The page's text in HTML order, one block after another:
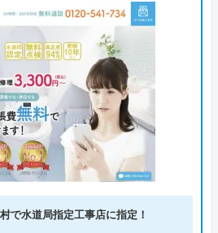
で水道局指定工事店に指定！